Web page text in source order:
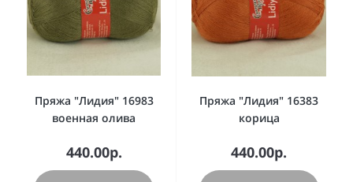
Пряжа "Лидия" 16983
военная олива
440.00р.
Пряжа "Лидия" 16383
корица
440.00р.